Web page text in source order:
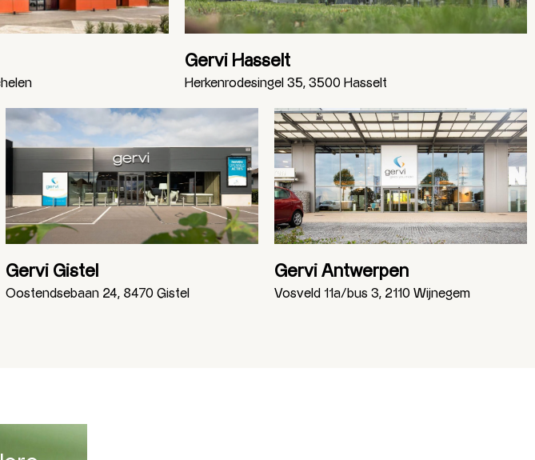
Gervi Hasselt
Herkenrodesingel 35, 3500 Hasselt
Gervi Gistel
Oostendsebaan 24, 8470 Gistel
Gervi Antwerpen
Vosveld 11a/bus 3, 2110 Wijnegem